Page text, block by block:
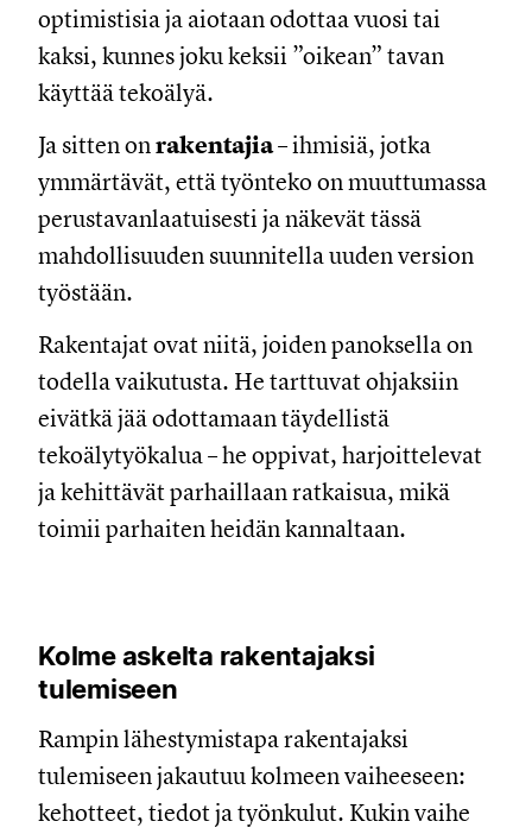
optimistisia ja aiotaan odottaa vuosi tai
kaksi, kunnes joku keksii ”oikean” tavan
käyttää tekoälyä.
Ja sitten onrakentajia– ihmisiä, jotka
ymmärtävät, että työnteko on muuttumassa
perustavanlaatuisesti ja näkevät tässä
mahdollisuuden suunnitella uuden version
työstään.
Rakentajat ovat niitä, joiden panoksella on
todella vaikutusta. He tarttuvat ohjaksiin
eivätkä jää odottamaan täydellistä
tekoälytyökalua – he oppivat, harjoittelevat
ja kehittävät parhaillaan ratkaisua, mikä
toimii parhaiten heidän kannaltaan.
Kolme askelta rakentajaksi
tulemiseen
Rampin lähestymistapa rakentajaksi
tulemiseen jakautuu kolmeen vaiheeseen:
kehotteet, tiedot ja työnkulut. Kukin vaihe